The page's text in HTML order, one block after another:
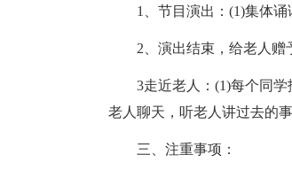
1、节目演出：(1)集体
2、演出结束，给老人赠
3走近老人：(1)每个同
老人聊天，听老人讲过去的
三、注重事项：